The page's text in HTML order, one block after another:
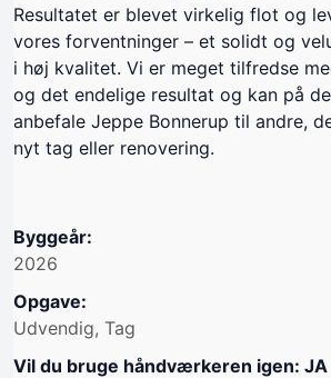
Resultatet er blevet virkelig flot og
vores forventninger – et solidt og
i høj kvalitet. Vi er meget tilfredse
og det endelige resultat og kan på
anbefale Jeppe Bonnerup til andre,
nyt tag eller renovering.
Byggeår:
2026
Opgave:
Udvendig, Tag
Vil du bruge håndværkeren igen: JA